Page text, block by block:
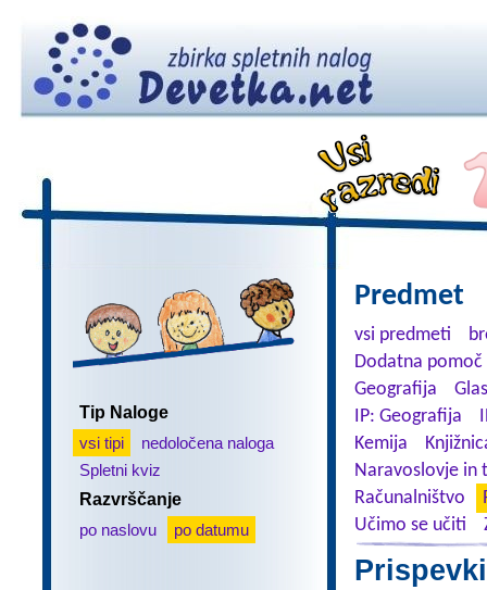
Tip Naloge
vsi tipi
nedoločena naloga
Spletni kviz
Razvrščanje
po naslovu
po datumu
Predmet
vsi predmeti
Dodatna
Geografija
IP: Geografija
Kemija
Naravoslovje in
Računalništvo
Učimo se učiti